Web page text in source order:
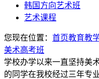
韩国方向艺术班
艺术课程
您现在位置： 首页教育教
美术高考班
学校办学以来一直坚持美
的同学在我校经过三年专